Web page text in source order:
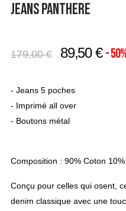
JEANS PANTHERE
179,00 € 89,50 € -
- Jeans 5 poches
- Imprimé all over
- Boutons métal
Composition : 90% Coton
Conçu pour celles qui osent,
denim classique avec une